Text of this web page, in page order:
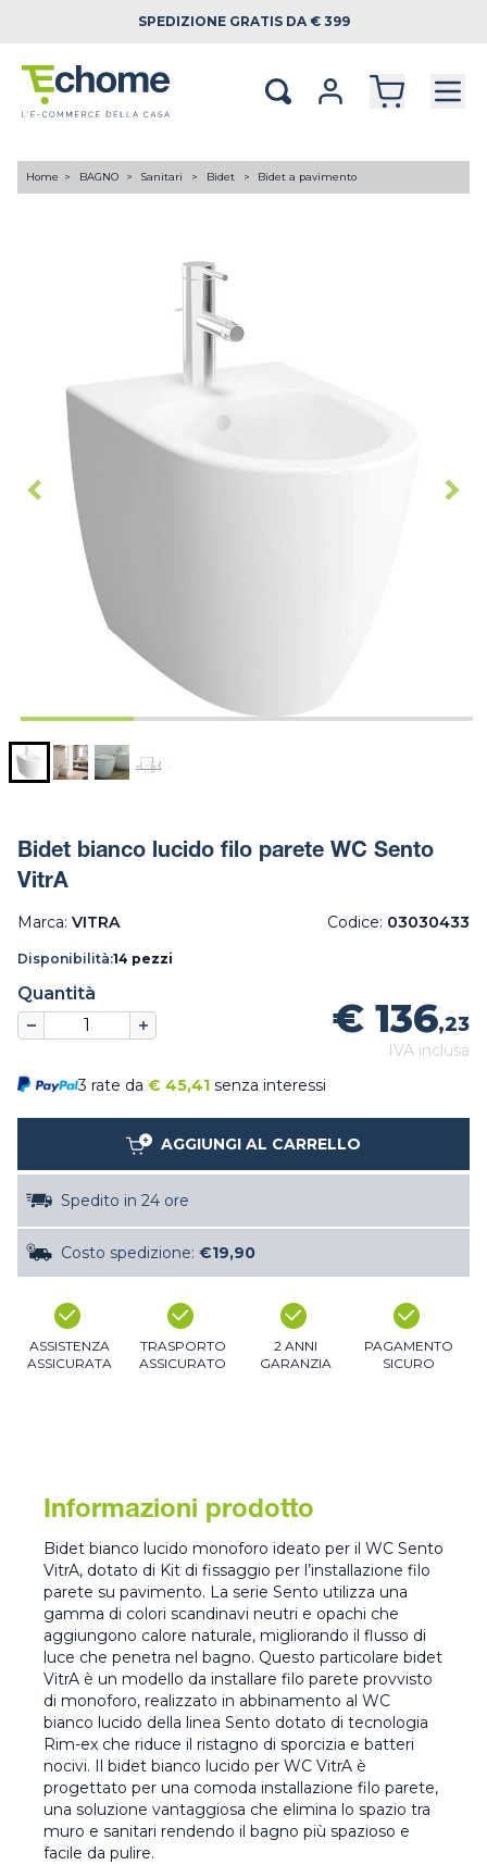
SPEDIZIONE GRATIS DA € 399
Home BAGNO Sanitari Bidet Bidet a pavimento
Bidet bianco lucido filo parete WC Sento
VitrA
Marca: VITRA Codice: 03030433
Disponibilità:14 pezzi
Quantità
€ 136,23
IVA inclusa
3 rate da € 45,41 senza interessi
AGGIUNGI AL CARRELLO
Spedito in 24 ore
Costo spedizione: €19,90
ASSISTENZA
ASSICURATA
TRASPORTO
ASSICURATO
2 ANNI
GARANZIA
PAGAMENTO
SICURO
Informazioni prodotto
Bidet bianco lucido monoforo ideato per il WC Sento
VitrA, dotato di Kit di fissaggio per l’installazione filo
parete su pavimento. La serie Sento utilizza una
gamma di colori scandinavi neutri e opachi che
aggiungono calore naturale, migliorando il flusso di
luce che penetra nel bagno. Questo particolare bidet
VitrA è un modello da installare filo parete provvisto
di monoforo, realizzato in abbinamento al WC
bianco lucido della linea Sento dotato di tecnologia
Rim-ex che riduce il ristagno di sporcizia e batteri
nocivi. Il bidet bianco lucido per WC VitrA è
progettato per una comoda installazione filo parete,
una soluzione vantaggiosa che elimina lo spazio tra
muro e sanitari rendendo il bagno più spazioso e
facile da pulire.